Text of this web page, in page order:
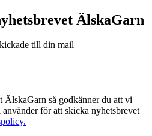
ÄlskaGarn
till din mail
ÄlskaGarn så godkänner du att vi
för att skicka nyhetsbrevet